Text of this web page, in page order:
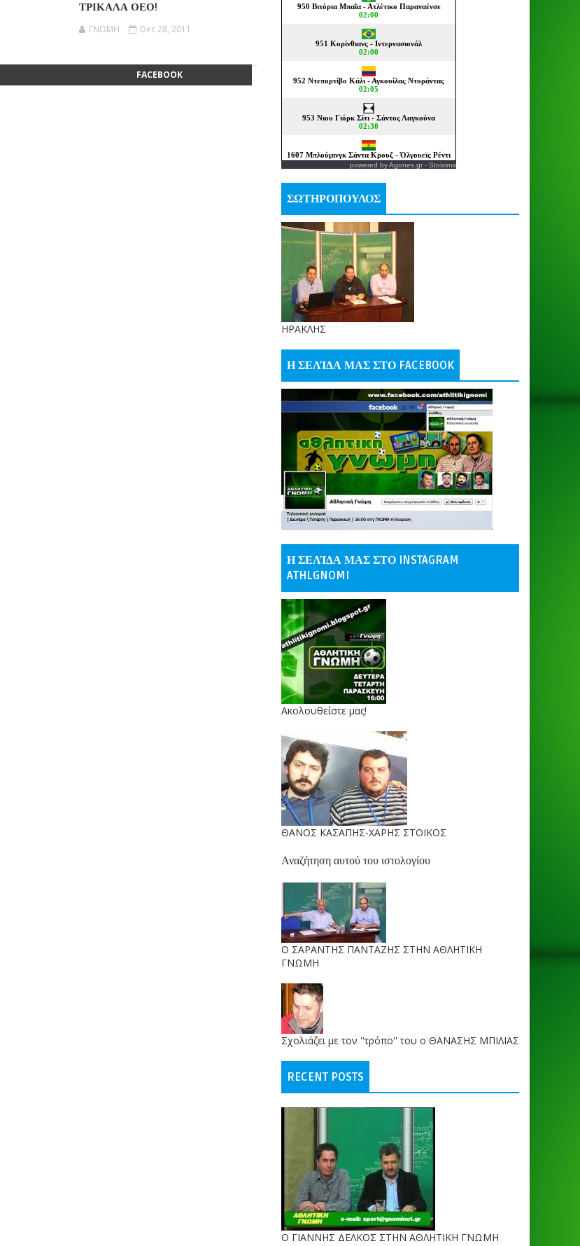
ΤΡΙΚΑΛΑ ΟΕΟ!
ΓΝΩΜΗ Dec 28, 2011
FACEBOOK
powered byAgones.gr - Stoixima
ΣΩΤΗΡΟΠΟΥΛΟΣ
ΗΡΑΚΛΗΣ
Η ΣΕΛΊΔΑ ΜΑΣ ΣΤΟ FACEBOOK
Η ΣΕΛΊΔΑ ΜΑΣ ΣΤΟ INSTAGRAM
ATHLGNOMI
Ακολουθείστε μας!
ΘΑΝΟΣ ΚΑΣΑΠΗΣ-ΧΑΡΗΣ ΣΤΟΙΚΟΣ
Αναζήτηση αυτού του ιστολογίου
O ΣΑΡΑΝΤΗΣ ΠΑΝΤΑΖΗΣ ΣΤΗΝ ΑΘΛΗΤΙΚΗ
ΓΝΩΜΗ
Σχολιάζει με τον ''τρόπο'' του ο ΘΑΝΑΣΗΣ ΜΠΙΛΙΑΣ
RECENT POSTS
Ο ΓΙΑΝΝΗΣ ΔΕΛΚΟΣ ΣΤΗΝ ΑΘΛΗΤΙΚΗ ΓΝΩΜΗ